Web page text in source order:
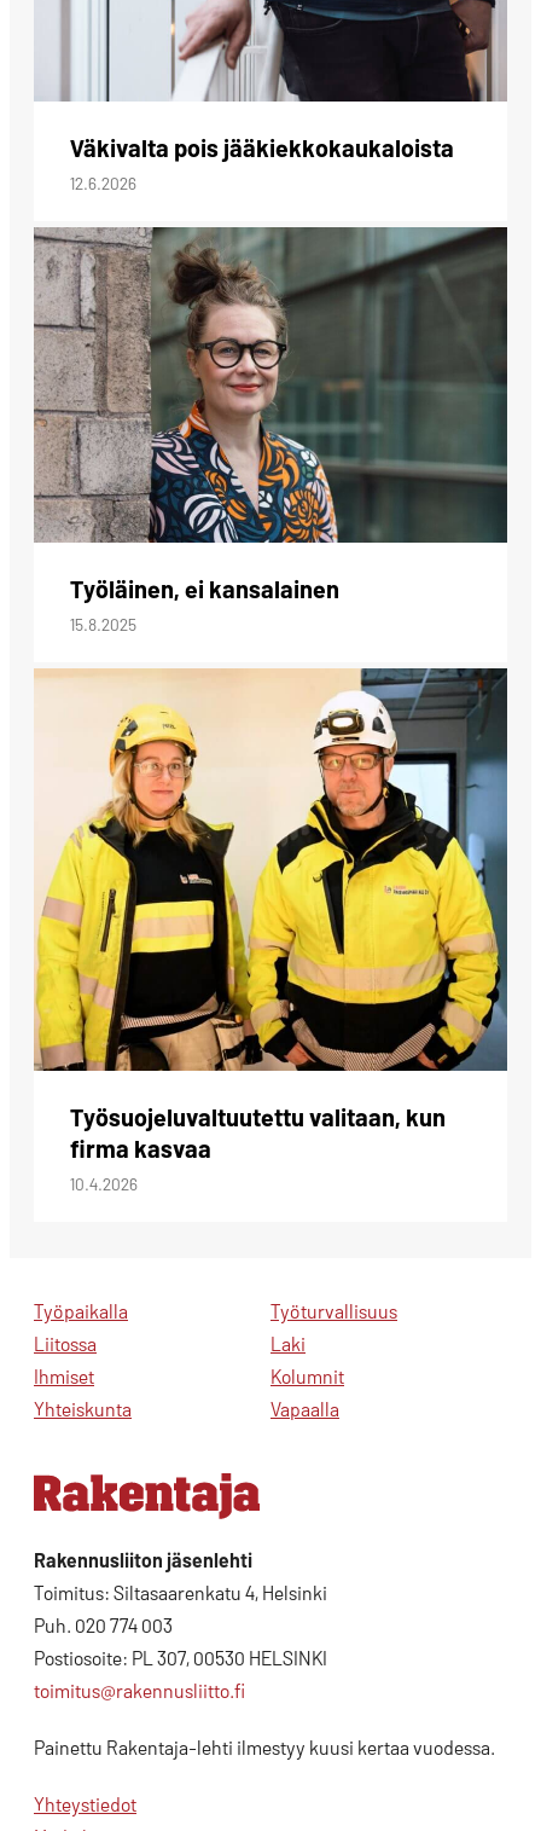
Väkivalta pois jääkiekkokaukaloista
12.6.2026
Työläinen, ei kansalainen
15.8.2025
Työsuojeluvaltuutettu valitaan, kun
firma kasvaa
10.4.2026
Työpaikalla
Liitossa
Ihmiset
Yhteiskunta
Työturvallisuus
Laki
Kolumnit
Vapaalla
Rakennusliiton jäsenlehti
Toimitus: Siltasaarenkatu 4, Helsinki
Puh. 020 774 003
Postiosoite: PL 307, 00530 HELSINKI
toimitus@rakennusliitto.fi
Painettu Rakentaja-lehti ilmestyy kuusi kertaa vuodessa.
Yhteystiedot